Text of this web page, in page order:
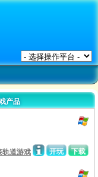
产品
下载
开玩
轨道游戏